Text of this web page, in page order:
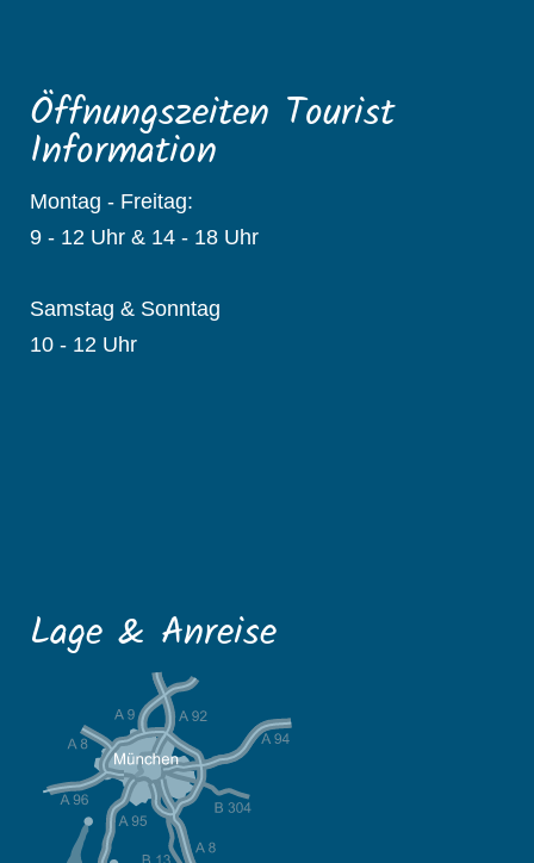
Öffnungszeiten Tourist
Information
Montag - Freitag:
9 - 12 Uhr & 14 - 18 Uhr
Samstag & Sonntag
10 - 12 Uhr
Lage & Anreise